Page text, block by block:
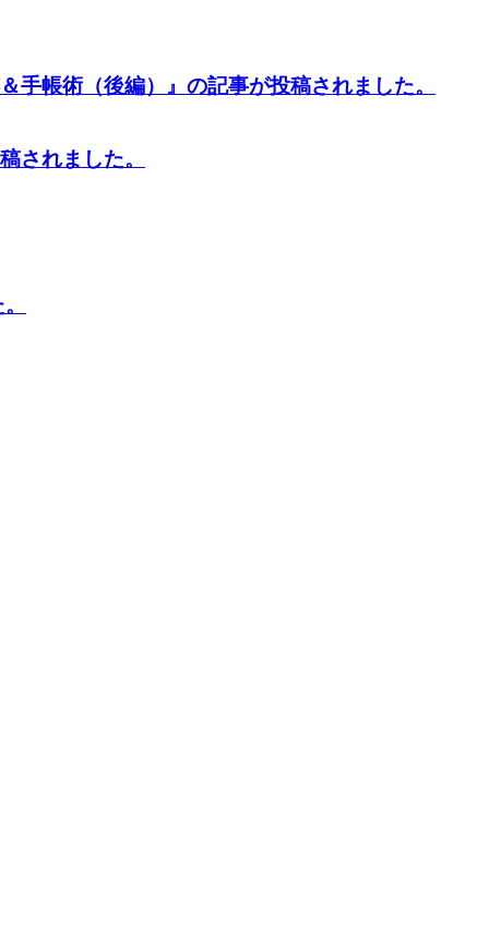
手帳術（後編）』 の記事が投稿されました。
されました。